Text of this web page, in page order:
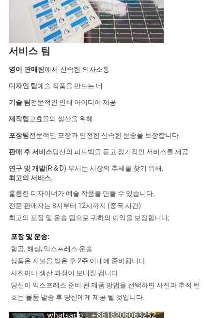
서비스 팀
영어 판매팀에서 신속한 의사소통
디자인 팀예술 작품을 만드는 데
기술 팀전문적인 인쇄 아이디어 제공
제작팀고효율의 생산을 위해
포장팀전문적인 포장과 안전한 신속한 운송을 보장합니다.
판매 후 서비스당신의 피드백을 듣고 장기적인 서비스를 제공
연구 및 개발(R & D) 부서는 시장의 추세를 찾기 위해.
최고의 서비스.
훌륭한 디자이너가 예술 작품을 만들 수 있습니다.
전문 판매자는 8시부터 12시까지 (중국 시간)
최고의 포장 및 운송 팀으로 귀하의 이익을 보장합니다;
포장 및 운송:
항공, 해상, 익스프레스 운송
상품은 지불을 받은 후 2주 이내에 준비됩니다.
사진이나 생산 과정이 보내질 겁니다.
당신이 익스프레스 준비 된 제품 방법을 선택하면 사진과 추적 번
호는 물품 발송 후 당신에게 제공 될 것입니다.